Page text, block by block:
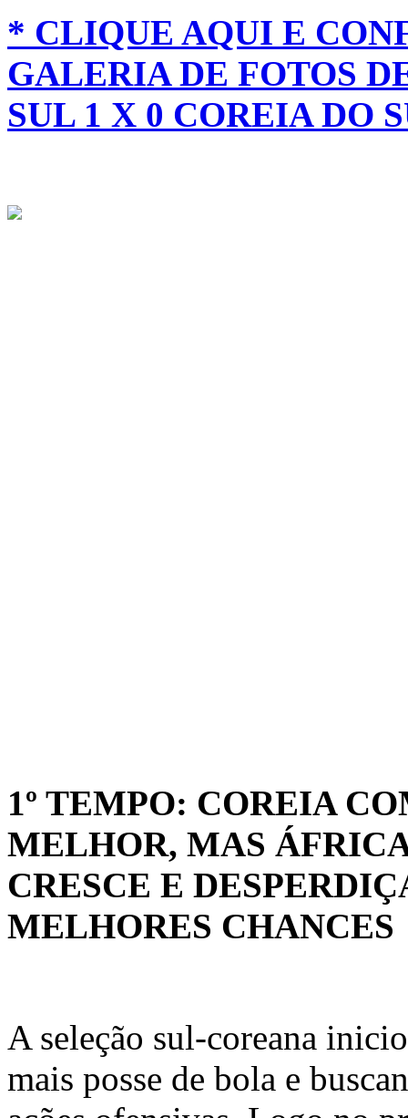
* CLIQUE AQUI E
GALERIA DE FOTOS
SUL 1 X 0 COREIA DO
1º TEMPO: COREIA
MELHOR, MAS
CRESCE E
MELHORES CHANCES
A seleção sul-coreana
mais posse de bola e